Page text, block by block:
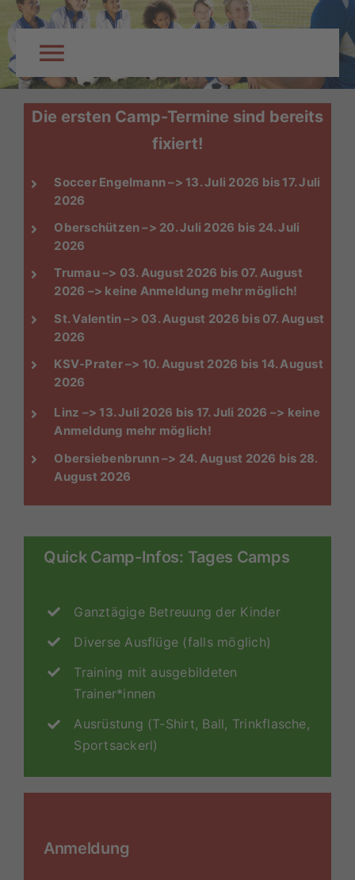
Skip
to
content
Toggle
Navigation
Startseite
Standorte & Termine
Anmeldung
Die ersten Camp-Termine sind bereits
fixiert!
Soccer Engelmann –> 13. Juli 2026 bis 17. Juli
2026
Oberschützen –> 20. Juli 2026 bis 24. Juli
2026
Trumau –> 03. August 2026 bis 07. August
2026 –> keine Anmeldung mehr möglich!
St. Valentin –> 03. August 2026 bis 07. August
2026
KSV-Prater –> 10. August 2026 bis 14. August
2026
Linz –> 13. Juli 2026 bis 17. Juli 2026 –> keine
Anmeldung mehr möglich!
Obersiebenbrunn –> 24. August 2026 bis 28.
August 2026
Quick Camp-Infos: Tages Camps
Ganztägige Betreuung der Kinder
Diverse Ausflüge (falls möglich)
Training mit ausgebildeten
Trainer*innen
Ausrüstung (T-Shirt, Ball, Trinkflasche,
Sportsackerl)
Anmeldung